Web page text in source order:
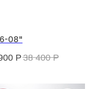
08"
Р 38 400 Р